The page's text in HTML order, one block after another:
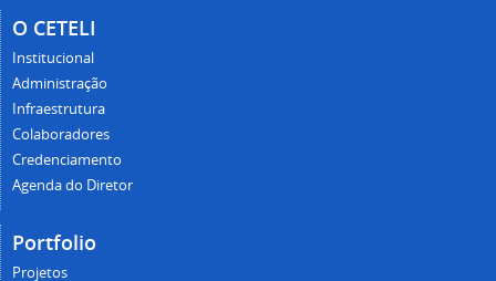
O CETELI
Institucional
Administração
Infraestrutura
Colaboradores
Credenciamento
Agenda do Diretor
Portfolio
Projetos